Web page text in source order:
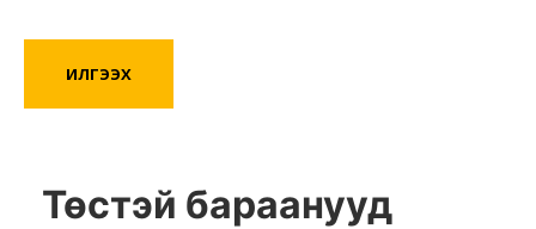
Төстэй бараанууд